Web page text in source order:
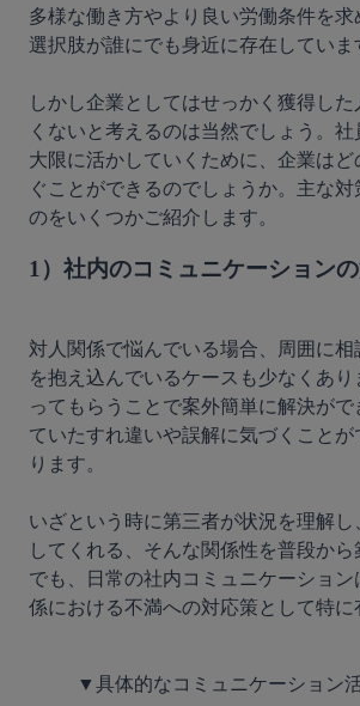
多様な働き方やより良い労働条件を
選択肢が誰にでも身近に存在していま
しかし企業としてはせっかく獲得し
くないと考えるのは当然でしょう。
大限に活かしていくために、企業は
ぐことができるのでしょうか。主な
1）社内のコミュニケーション
対人関係で悩んでいる場合、周囲に
を抱え込んでいるケースも少なくあ
ってもらうことで案外簡単に解決が
ていたすれ違いや誤解に気づくこと
ります。
いざという時に第三者が状況を理解
してくれる、そんな関係性を普段か
でも、日常の社内コミュニケーショ
係における不満への対応策として特に
▼具体的なコミュニケーション